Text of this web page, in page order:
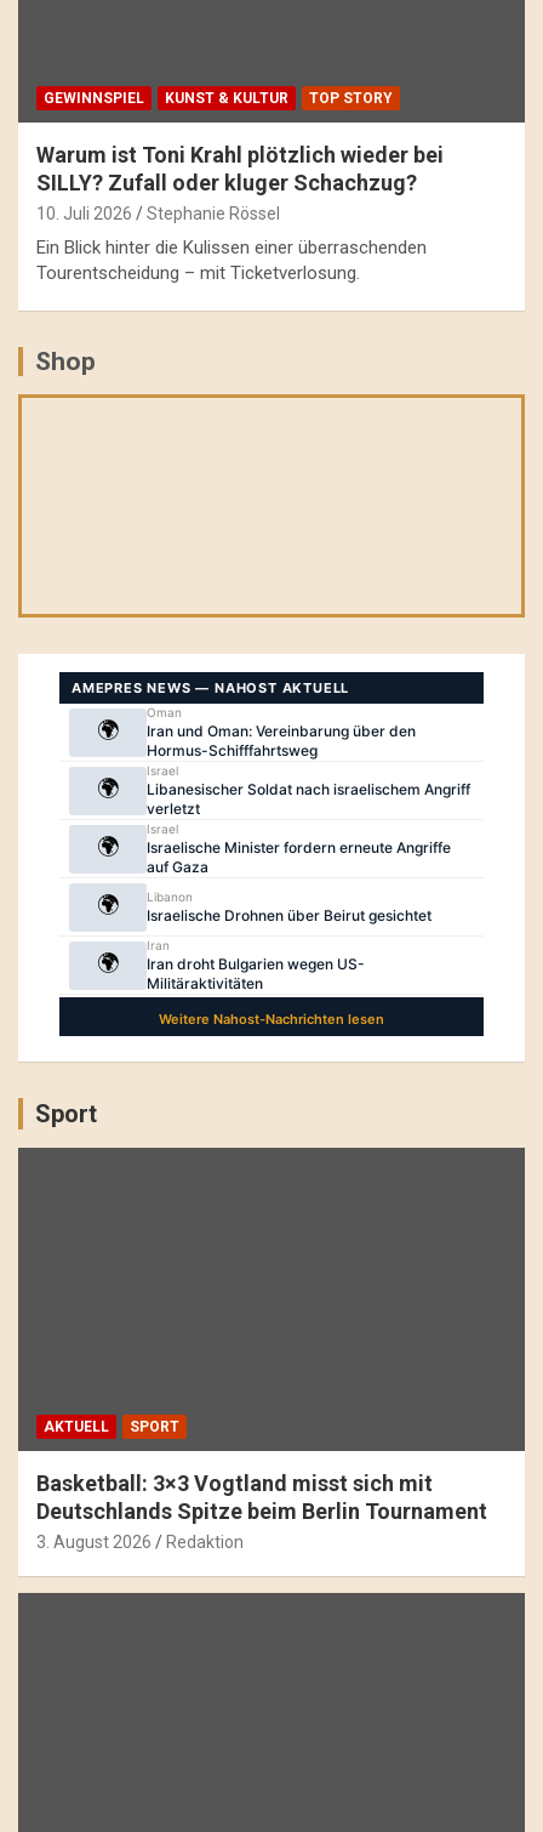
GEWINNSPIEL KUNST & KULTUR TOP STORY
Warum ist Toni Krahl plötzlich wieder bei
SILLY? Zufall oder kluger Schachzug?
10. Juli 2026 Stephanie Rössel
Ein Blick hinter die Kulissen einer überraschenden
Tourentscheidung – mit Ticketverlosung.
Shop
Sport
AKTUELL SPORT
Basketball: 3×3 Vogtland misst sich mit
Deutschlands Spitze beim Berlin Tournament
3. August 2026 Redaktion